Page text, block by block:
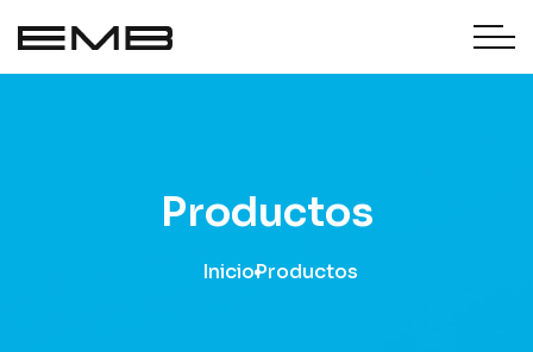
Productos
InicioProductos